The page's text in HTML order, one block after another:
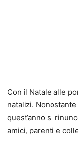
Con il Natale alle
natalizi.
quest’anno si
amici, parenti e